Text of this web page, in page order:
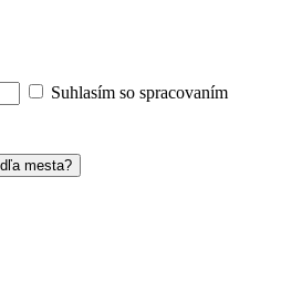
Suhlasím so spracovaním
mesta?